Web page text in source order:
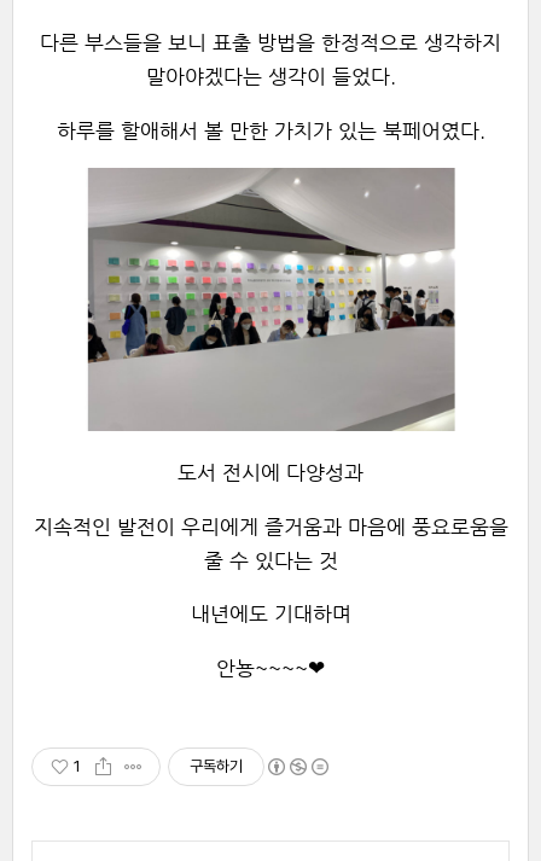
다른 부스들을 보니 표출 방법을 한정적으로 생각하지
말아야겠다는 생각이 들었다.
하루를 할애해서 볼 만한 가치가 있는 북페어였다.
도서 전시에 다양성과
지속적인 발전이 우리에게 즐거움과 마음에 풍요로움을
줄 수 있다는 것
내년에도 기대하며
안뇽~~~~❤
1 구독하기